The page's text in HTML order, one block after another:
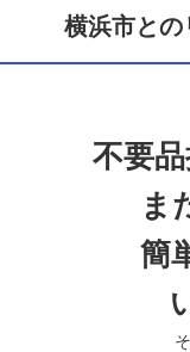
横浜市との
不要
ま
簡